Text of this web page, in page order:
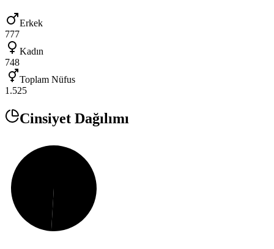
Erkek
777
Kadın
748
Toplam Nüfus
1.525
Cinsiyet Dağılımı